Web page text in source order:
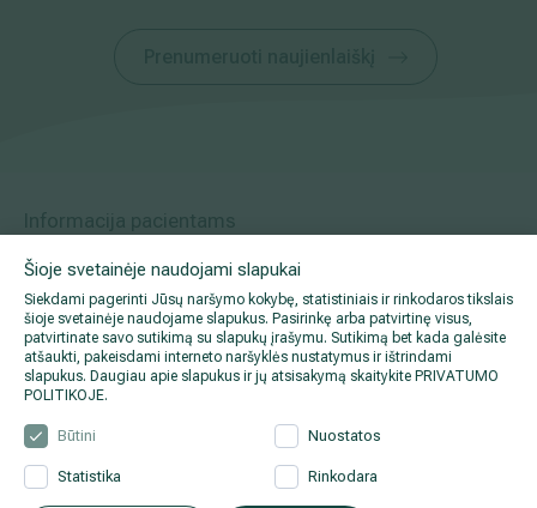
Šioje svetainėje naudojami slapukai
Siekdami pagerinti Jūsų naršymo kokybę, statistiniais ir rinkodaros tikslais
šioje svetainėje naudojame slapukus. Pasirinkę arba patvirtinę visus,
patvirtinate savo sutikimą su slapukų įrašymu. Sutikimą bet kada galėsite
atšaukti, pakeisdami interneto naršyklės nustatymus ir ištrindami
slapukus. Daugiau apie slapukus ir jų atsisakymą skaitykite PRIVATUMO
POLITIKOJE.
Būtini Nuostatos
Statistika Rinkodara
Informacija pacientams
Apie mus
Instagram